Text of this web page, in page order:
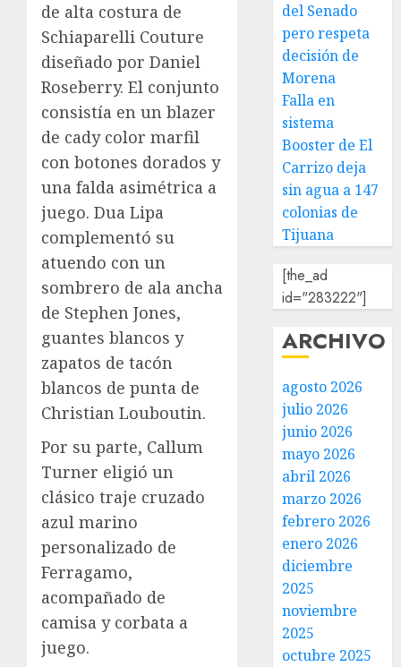
de alta costura de
Schiaparelli Couture
diseñado por Daniel
Roseberry. El conjunto
consistía en un blazer
de cady color marfil
con botones dorados y
una falda asimétrica a
juego. Dua Lipa
complementó su
atuendo con un
sombrero de ala ancha
de Stephen Jones,
guantes blancos y
zapatos de tacón
blancos de punta de
Christian Louboutin.
Por su parte, Callum
Turner eligió un
clásico traje cruzado
azul marino
personalizado de
Ferragamo,
acompañado de
camisa y corbata a
juego.
del Senado
pero respeta
decisión de
Morena
Falla en
sistema
Booster de El
Carrizo deja
sin agua a 147
colonias de
Tijuana
[the_ad
id="283222"]
ARCHIVO
agosto 2026
julio 2026
junio 2026
mayo 2026
abril 2026
marzo 2026
febrero 2026
enero 2026
diciembre
2025
noviembre
2025
octubre 2025